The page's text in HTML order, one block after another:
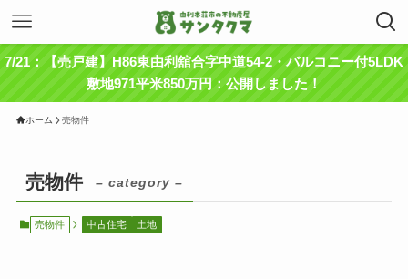
7/21：【売戸建】H86東由利舘合字中道54-2・バルコニー付5LDK
敷地971平米850万円：公開しました！
ホーム 売物件
売物件 – category –
売物件 中古住宅 土地